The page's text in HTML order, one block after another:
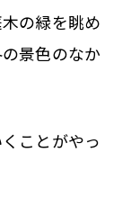
の緑を眺め
景色のなか
ことがやっ